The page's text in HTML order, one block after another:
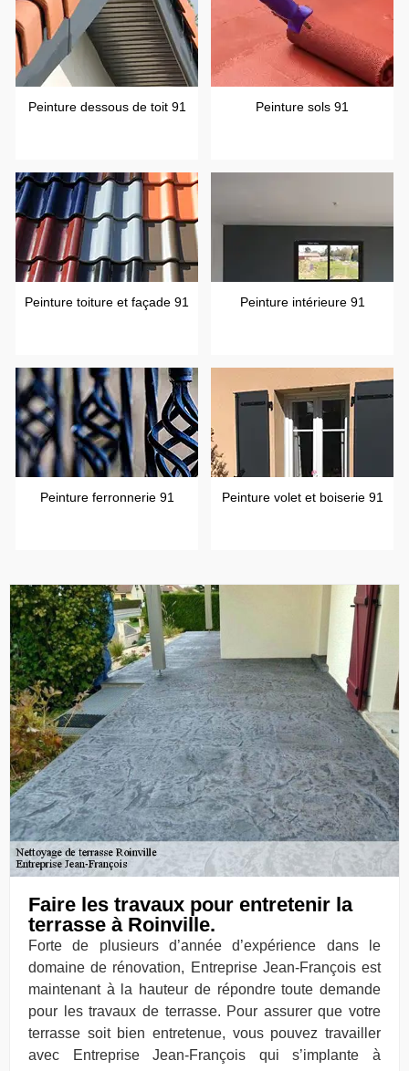
Peinture dessous de toit 91 Peinture sols 91
Peinture toiture et façade 91 Peinture intérieure 91
Peinture ferronnerie 91 Peinture volet et boiserie 91
Faire les travaux pour entretenir la
terrasse à Roinville.
Forte de plusieurs d’année d’expérience dans le
domaine de rénovation, Entreprise Jean-François est
maintenant à la hauteur de répondre toute demande
pour les travaux de terrasse. Pour assurer que votre
terrasse soit bien entretenue, vous pouvez travailler
avec Entreprise Jean-François qui s’implante à